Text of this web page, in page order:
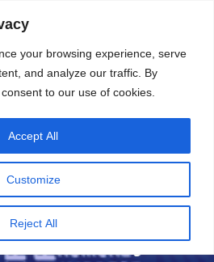
your browsing experience, serve
and analyze our traffic. By
to our use of cookies.
Customize
Reject All
Accept All
2026